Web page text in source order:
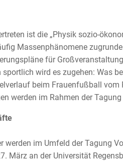
ist die „Physik sozio-
Massenphänomene
für
sportlich wird es zugehen: Was
beim Frauenfußball
werden im Rahmen der
werden im Umfeld der Tagung
März an der Universität